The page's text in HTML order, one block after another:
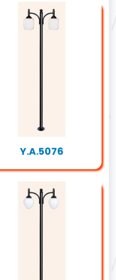
Y.A.5076